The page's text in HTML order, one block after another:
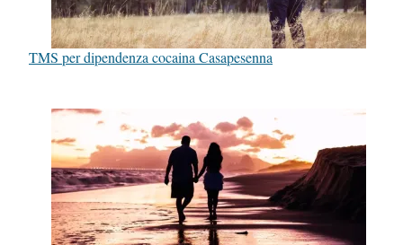
TMS per dipendenza cocaina Casapesenna